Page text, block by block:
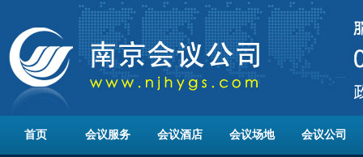
首页 会议服务 会议酒店 会议场地 会议公司